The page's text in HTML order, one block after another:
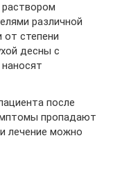
раствором
различной
от степени
десны с
после
пропадают
лечение можно